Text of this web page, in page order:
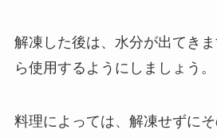
解凍した後は、水分が出てき
ら使用するようにしましょう。
料理によっては、解凍せずに